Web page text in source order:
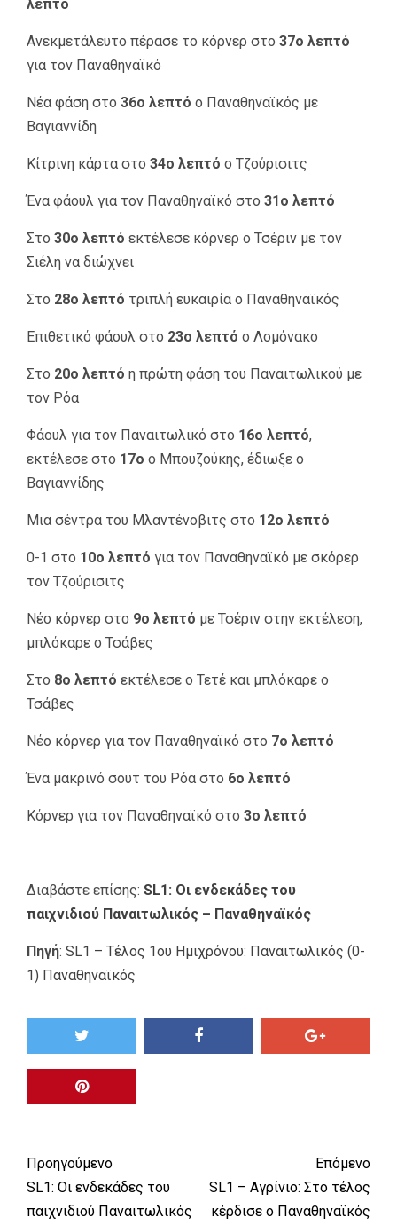
λεπτό
Ανεκμετάλευτο πέρασε το κόρνερ στο 37ο λεπτό
για τον Παναθηναϊκό
Νέα φάση στο 36ο λεπτό ο Παναθηναϊκός με
Βαγιαννίδη
Κίτρινη κάρτα στο 34ο λεπτό ο Τζούρισιτς
Ένα φάουλ για τον Παναθηναϊκό στο 31ο λεπτό
Στο 30ο λεπτό εκτέλεσε κόρνερ ο Τσέριν με τον
Σιέλη να διώχνει
Στο 28ο λεπτό τριπλή ευκαιρία ο Παναθηναϊκός
Επιθετικό φάουλ στο 23ο λεπτό ο Λομόνακο
Στο 20ο λεπτό η πρώτη φάση του Παναιτωλικού με
τον Ρόα
Φάουλ για τον Παναιτωλικό στο 16ο λεπτό,
εκτέλεσε στο 17ο ο Μπουζούκης, έδιωξε ο
Βαγιαννίδης
Μια σέντρα του Μλαντένοβιτς στο 12ο λεπτό
0-1 στο 10ο λεπτό για τον Παναθηναϊκό με σκόρερ
τον Τζούρισιτς
Νέο κόρνερ στο 9ο λεπτό με Τσέριν στην εκτέλεση,
μπλόκαρε ο Τσάβες
Στο 8ο λεπτό εκτέλεσε ο Τετέ και μπλόκαρε ο
Τσάβες
Νέο κόρνερ για τον Παναθηναϊκό στο 7ο λεπτό
Ένα μακρινό σουτ του Ρόα στο 6ο λεπτό
Κόρνερ για τον Παναθηναϊκό στο 3ο λεπτό
Διαβάστε επίσης: SL1: Οι ενδεκάδες του
παιχνιδιού Παναιτωλικός – Παναθηναϊκός
Πηγή: SL1 – Τέλος 1ου Ημιχρόνου: Παναιτωλικός (0-
1) Παναθηναϊκός
Προηγούμενο
SL1: Οι ενδεκάδες του
παιχνιδιού Παναιτωλικός
Επόμενο
SL1 – Αγρίνιο: Στο τέλος
κέρδισε ο Παναθηναϊκός